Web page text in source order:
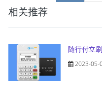
相关推荐
随行付立
2023-05-